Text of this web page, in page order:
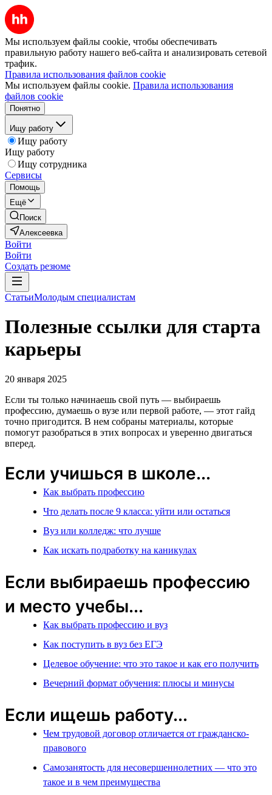
Мы используем файлы cookie, чтобы обеспечивать
правильную работу нашего веб-сайта и анализировать сетевой
трафик.
Правила использования файлов cookie
Мы используем файлы cookie. Правила использования
файлов cookie
Понятно
Ищу работу
Ищу работу
Ищу работу
Ищу сотрудника
Сервисы
Помощь
Ещё
Поиск
Алексеевка
Войти
Войти
Создать резюме
СтатьиМолодым специалистам
Полезные ссылки для старта
карьеры
20 января 2025
Если ты только начинаешь свой путь — выбираешь
профессию, думаешь о вузе или первой работе, — этот гайд
точно пригодится. В нем собраны материалы, которые
помогут разобраться в этих вопросах и уверенно двигаться
вперед.
Если учишься в школе...
Как выбрать профессию
Что делать после 9 класса: уйти или остаться
Вуз или колледж: что лучше
Как искать подработку на каникулах
Если выбираешь профессию
и место учебы...
Как выбрать профессию и вуз
Как поступить в вуз без ЕГЭ
Целевое обучение: что это такое и как его получить
Вечерний формат обучения: плюсы и минусы
Если ищешь работу...
Чем трудовой договор отличается от гражданско-
правового
Самозанятость для несовершеннолетних — что это
такое и в чем преимущества